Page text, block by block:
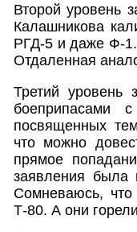
Второй уровень
Калашникова
РГД-5 и даже Ф-1.
Отдаленная
Третий уровень
боеприпасами
посвященных
что можно
прямое
заявления была
Сомневаюсь,
Т-80. А они